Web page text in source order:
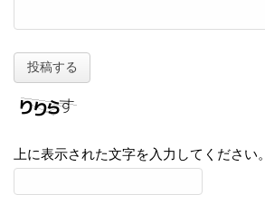
上に表示された文字を入力してください。